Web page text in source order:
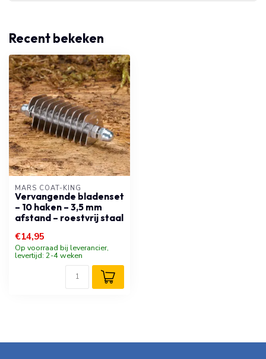
Recent bekeken
MARS COAT-KING
Vervangende bladenset
– 10 haken – 3,5 mm
afstand – roestvrij staal
€14,95
Op voorraad bij leverancier,
levertijd: 2-4 weken